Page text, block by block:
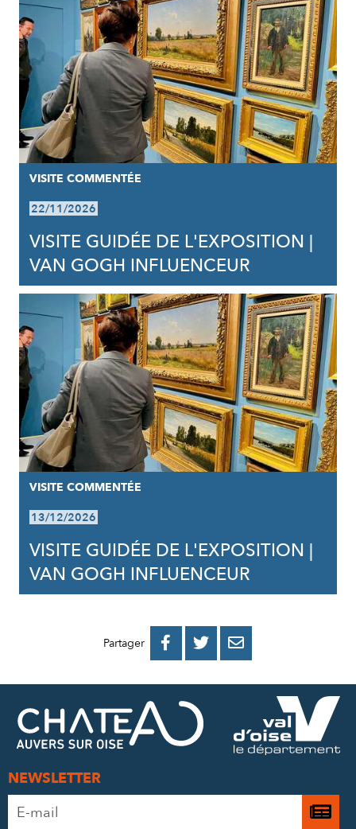
VISITE COMMENTÉE
22/11/2026
VISITE GUIDÉE DE L'EXPOSITION |
VAN GOGH INFLUENCEUR
VISITE COMMENTÉE
13/12/2026
VISITE GUIDÉE DE L'EXPOSITION |
VAN GOGH INFLUENCEUR
Partager 
PARTAGER
FACEBOOK
PARTAGER
PARTAGER
MAIL
NEWSLETTER
Adresse
e-
Je